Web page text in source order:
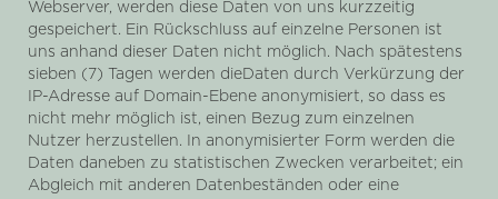
Webserver, werden diese Daten von uns kurzzeitig
gespeichert. Ein Rückschluss auf einzelne Personen ist
uns anhand dieser Daten nicht möglich. Nach spätestens
sieben (7) Tagen werden dieDaten durch Verkürzung der
IP-Adresse auf Domain-Ebene anonymisiert, so dass es
nicht mehr möglich ist, einen Bezug zum einzelnen
Nutzer herzustellen. In anonymisierter Form werden die
Daten daneben zu statistischen Zwecken verarbeitet; ein
Abgleich mit anderen Datenbeständen oder eine